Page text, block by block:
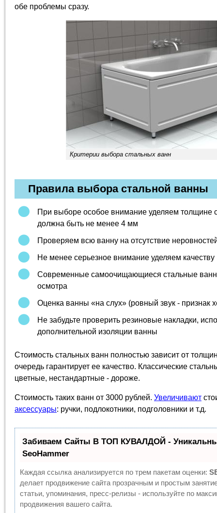
обе проблемы сразу.
Критерии выбора стальных ванн
Правила выбора стальной ванны
При выборе особое внимание уделяем толщине
должна быть не менее 4 мм
Проверяем всю ванну на отсутствие
Не менее серьезное внимание уделяем
Современные самоочищающиеся стальные
осмотра
Оценка ванны «на слух» (ровный звук - признак
Не забудьте проверить резиновые накладки,
дополнительной изоляции ванны
Стоимость стальных ванн полностью зависит от
очередь гарантирует ее качество. Классические
цветные, нестандартные - дороже.
Стоимость таких ванн от 3000 рублей. Увеличивают
аксессуары: ручки, подлокотники, подголовники и т.д.
Забиваем Сайты В ТОП КУВАЛДОЙ -
SeoHammer
Каждая ссылка анализируется по трем пакетам оценки:
делает продвижение сайта прозрачным и простым
статьи, упоминания, пресс-релизы - используйте по
продвижения вашего сайта.